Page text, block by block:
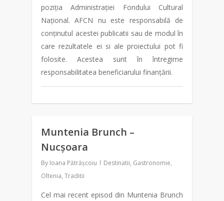
poziția Administrației Fondului Cultural
Național. AFCN nu este responsabilă de
conținutul acestei publicatii sau de modul în
care rezultatele ei si ale proiectului pot fi
folosite. Acestea sunt în întregime
responsabilitatea beneficiarului finanțării.
Muntenia Brunch –
Nucșoara
By Ioana Pătrășcoiu Destinatii, Gastronomie,
Oltenia, Traditii
Cel mai recent episod din Muntenia Brunch
0